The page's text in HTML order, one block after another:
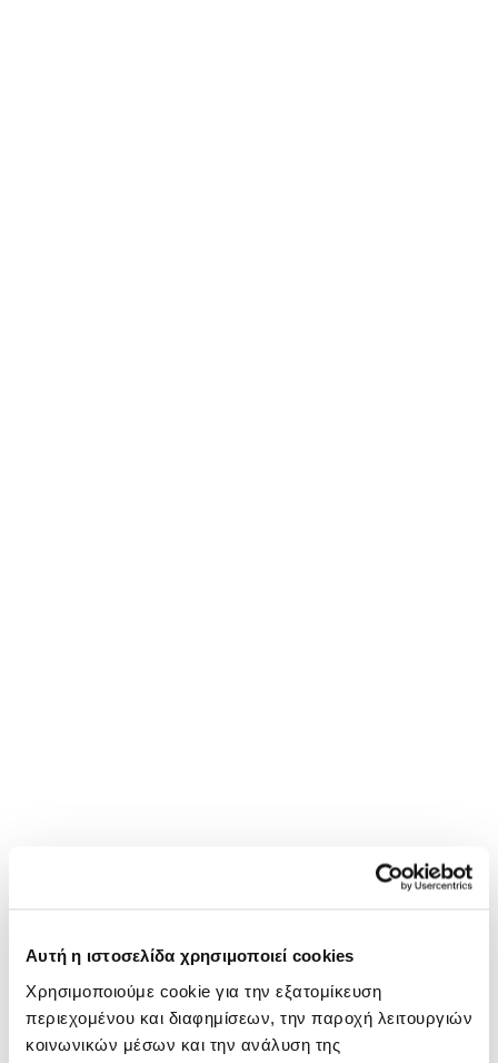
Αυτή η ιστοσελίδα χρησιμοποιεί cookies
Χρησιμοποιούμε cookie για την εξατομίκευση
περιεχομένου και διαφημίσεων, την παροχή λειτουργιών
κοινωνικών μέσων και την ανάλυση της